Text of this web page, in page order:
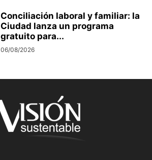
Conciliación laboral y familiar: la
Ciudad lanza un programa
gratuito para...
06/08/2026